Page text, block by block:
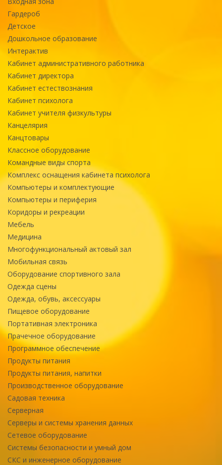
Гардероб
Детское
Дошкольное образование
Интерактив
Кабинет административного работника
Кабинет директора
Кабинет естествознания
Кабинет психолога
Кабинет учителя физкультуры
Канцелярия
Канцтовары
Классное оборудование
Командные виды спорта
Комплекс оснащения кабинета психолога
Компьютеры и комплектующие
Компьютеры и периферия
Коридоры и рекреации
Мебель
Медицина
Многофункциональный актовый зал
Мобильная связь
Оборудование спортивного зала
Одежда сцены
Одежда, обувь, аксессуары
Пищевое оборудование
Портативная электроника
Прачечное оборудование
Программное обеспечение
Продукты питания
Продукты питания, напитки
Производственное оборудование
Садовая техника
Серверная
Серверы и системы хранения данных
Сетевое оборудование
Системы безопасности и умный дом
СКС и инженерное оборудование